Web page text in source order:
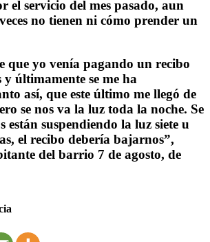
el servicio del mes pasado, aun
no tienen ni cómo prender un
que yo venía pagando un recibo
y últimamente se me ha
así, que este último me llegó de
se nos va la luz toda la noche. Se
están suspendiendo la luz siete u
el recibo debería bajarnos”,
del barrio 7 de agosto, de